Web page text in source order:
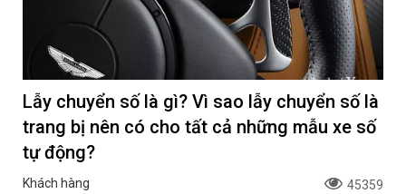
Lẫy chuyển số là gì? Vì sao lẫy chuyển số là
trang bị nên có cho tất cả những mẫu xe số
tự động?
Khách hàng 45359